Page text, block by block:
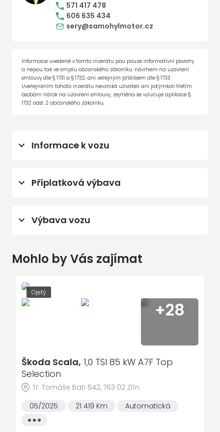
Informace k vozu
K odběru od 1.10.2026.
Příplatková výbava
Rezervní kolo (dojezdové) s
100 000 km
Výbava vozu
ambientní osvětlení interiéru
Apple CarPlay
asistent rozjezdu do kopce (HSA)
brzdový asistent
centrál dálkový
deaktivace airbagu spolujezdce
digitální příjem rádia (DAB)
Mohlo by Vás zajímat
Ojetý
+28
Škoda Scala, 1,0 TSI 85 kW A7F Top
Selection
Tř. Tomáše Bati 642, 763 02 Zlín
05/2025
21 419 Km
Automatická
Všechny
571 417 478
606 635 434
sery@samohylmotor.cz
Informace uvedené v tomto inzerátu jsou pouze informativní povahy
a nejsou tak ve smyslu občanského zákoníku: návrhem na uzavření
smlouvy dle § 1731 a § 1732; ani veřejným příslibem dle § 1733.
Uveřejněním tohoto inzerátu nevzniká uživateli ani jakýmkoli třetím
osobám nárok na uzavření smlouvy, zejména se vylučuje aplikace §
1732 odst. 2 občanského zákoníku.